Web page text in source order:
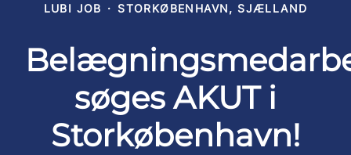
LUBI JOB · STORKØBENHAVN, SJÆLLAND
søges AKUT i
Storkøbenhavn!